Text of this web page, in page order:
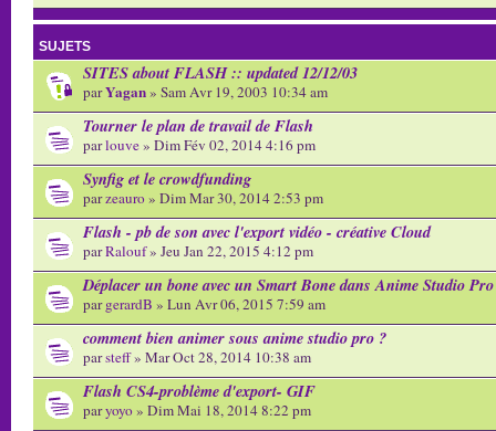
SUJETS
SITES about FLASH :: updated 12/12/03
parYagan» Sam Avr 19, 2003 10:34 am
Tourner le plan de travail de Flash
parlouve» Dim Fév 02, 2014 4:16 pm
Synfig et le crowdfunding
parzeauro» Dim Mar 30, 2014 2:53 pm
Flash - pb de son avec l'export vidéo - créative Cloud
parRalouf» Jeu Jan 22, 2015 4:12 pm
Déplacer un bone avec un Smart Bone dans Anime Studio
pargerardB » Lun Avr 06, 2015 7:59 am
comment bien animer sous anime studio pro ?
parsteff» Mar Oct 28, 2014 10:38 am
Flash CS4-problème d'export- GIF
paryoyo» Dim Mai 18, 2014 8:22 pm